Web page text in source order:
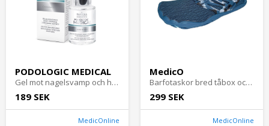
PODOLOGIC MEDICAL
Gel mot nagelsvamp och hudsvamp — 15 ml
189 SEK
MedicOnline
MedicO
Barfotaskor bred tåbox och halksäker sula för vattenaktiviteter
299 SEK
MedicOnline